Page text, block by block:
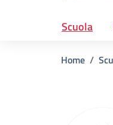
Scuola
Home